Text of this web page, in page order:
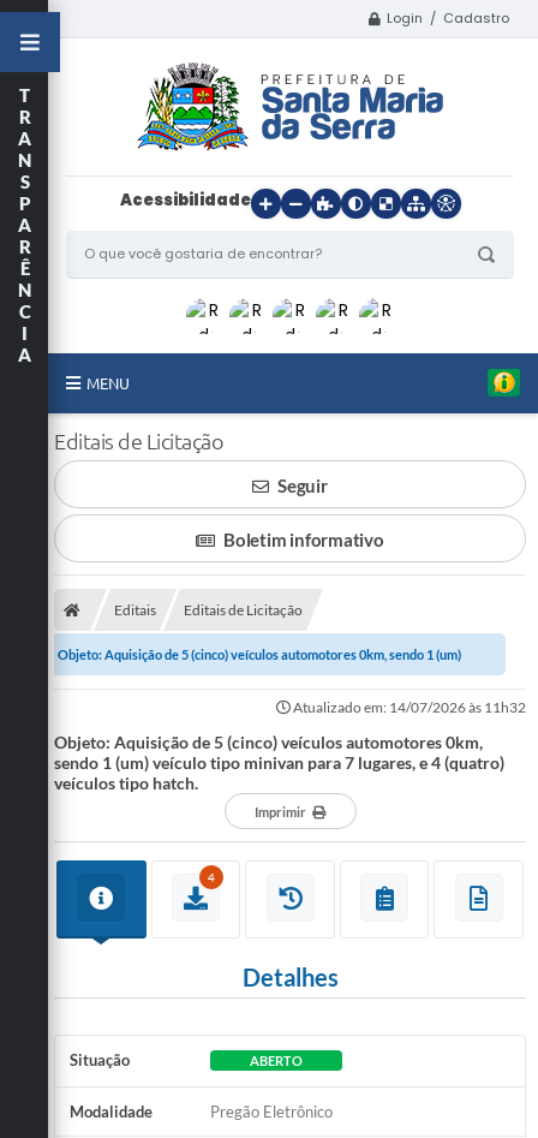
Login / Cadastro
Acessibilidade
MENU
Início
Conselhos Municipais
Editais
T
R
A
N
S
P
A
R
Ê
N
C
I
A
Editais de Licitação
Seguir
Boletim informativo
Editais Editais de Licitação
Objeto: Aquisição de 5 (cinco) veículos automotores 0km, sendo 1 (um)
Atualizado em: 14/07/2026 às 11h32
Objeto: Aquisição de 5 (cinco) veículos automotores 0km,
sendo 1 (um) veículo tipo minivan para 7 lugares, e 4 (quatro)
veículos tipo hatch.
Imprimir
4
Detalhes
Situação ABERTO
Modalidade Pregão Eletrônico